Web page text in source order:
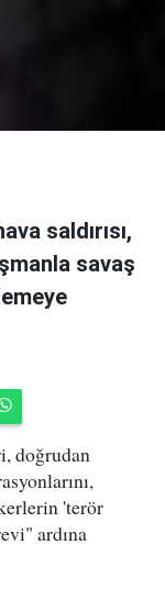
saldırısı,
savaş
doğrudan
'terör
ardına